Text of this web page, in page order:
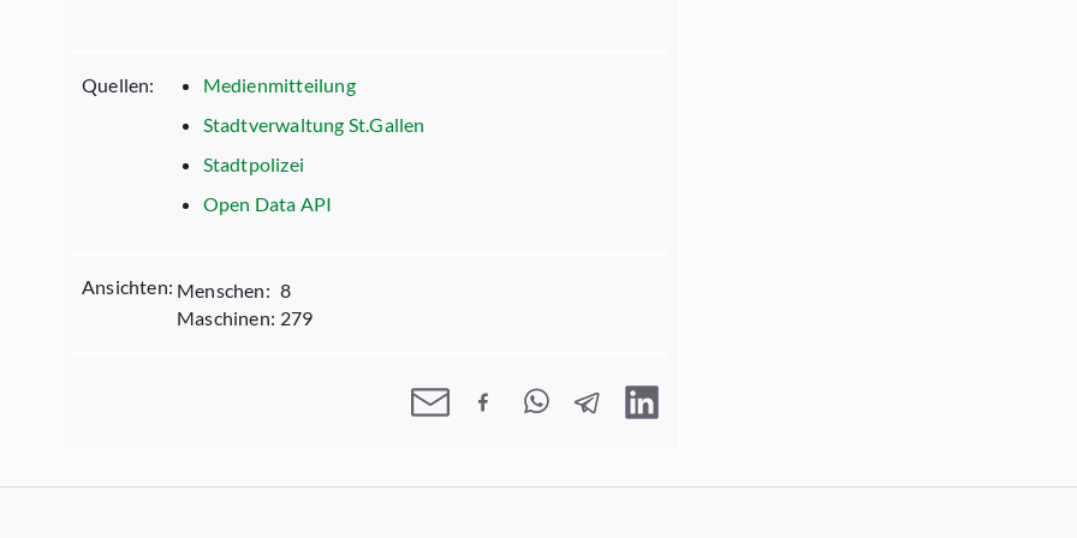
Quellen:
Medienmitteilung
Stadtverwaltung St.Gallen
Stadtpolizei
Open Data API
Ansichten: Menschen: 8
Maschinen: 279